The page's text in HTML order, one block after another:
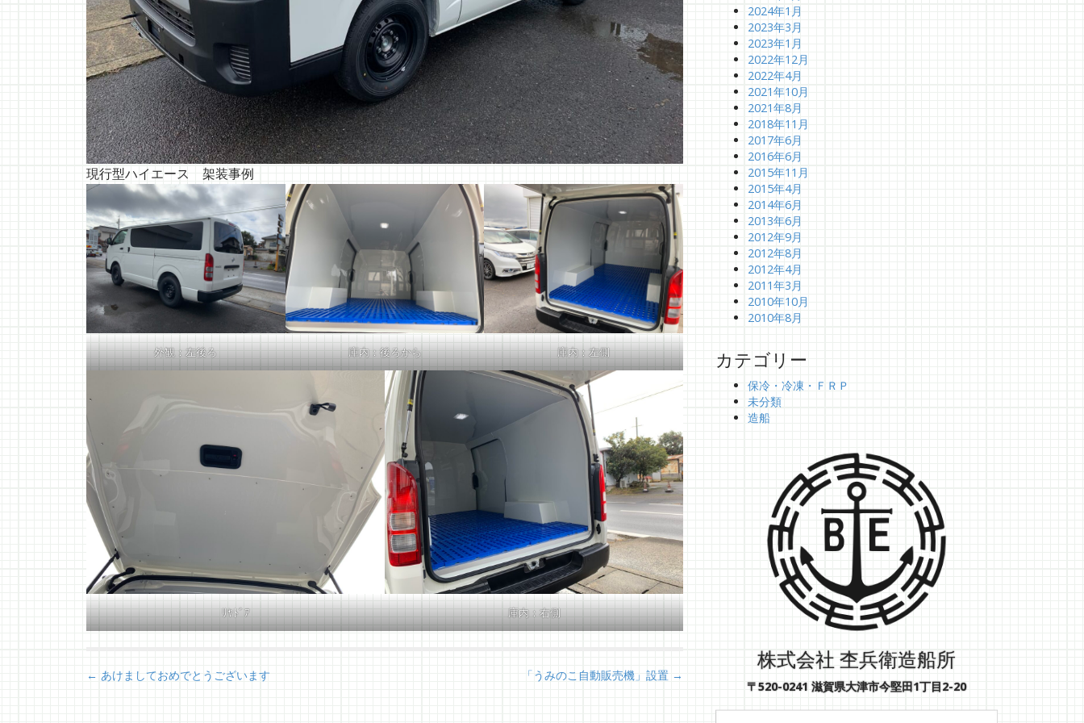
現行型ハイエース 架装事例
外観：左後ろ 庫内：後ろから 庫内：左側
ﾘﾔﾄﾞｱ 庫内：右側
P
← あけましておめでとうございます 「うみのこ自動販売機」設置 →
2024年1月
2023年3月
2023年1月
2022年12月
2022年4月
2021年10月
2021年8月
2018年11月
2017年6月
2016年6月
2015年11月
2015年4月
2014年6月
2013年6月
2012年9月
2012年8月
2012年4月
2011年3月
2010年10月
2010年8月
カテゴリー
保冷・冷凍・ＦＲＰ
未分類
造船
株式会社 杢兵衛造船所
〒520-0241 滋賀県大津市今堅田1丁目2-20